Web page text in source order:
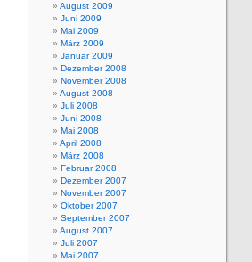
August 2009
Juni 2009
Mai 2009
März 2009
Januar 2009
Dezember 2008
November 2008
August 2008
Juli 2008
Juni 2008
Mai 2008
April 2008
März 2008
Februar 2008
Dezember 2007
November 2007
Oktober 2007
September 2007
August 2007
Juli 2007
Mai 2007